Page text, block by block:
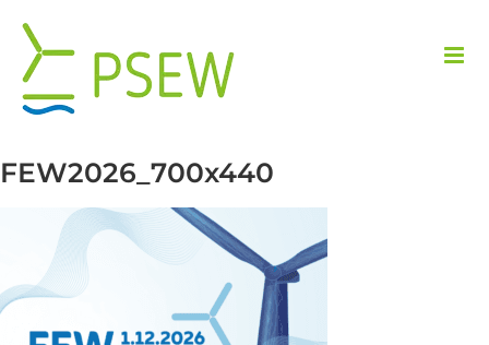
zawartości
FEW2026_700x440